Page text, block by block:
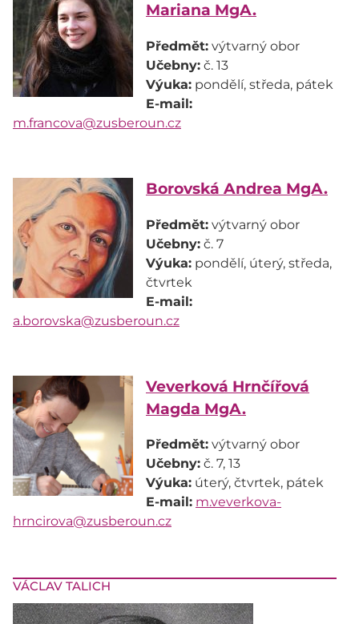
VÁCLAV TALICH
Mariana MgA.
Předmět:
Učebny:
Výuka:
E-mail:
m.francova@zusberoun.cz
Borovská Andrea MgA.
Předmět:
Učebny:
Výuka: pondělí, úterý, středa,
E-mail:
a.borovska@zusberoun.cz
Veverková Hrnčířová
Magda MgA.
Předmět:
Učebny:
Výuka:
E-mail: m.veverkova-
hrncirova@zusberoun.cz